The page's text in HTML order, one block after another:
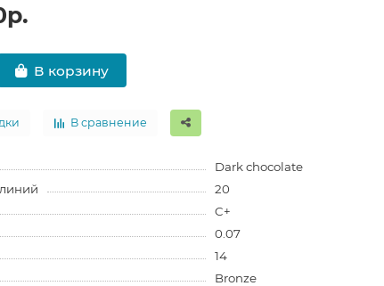
В корзину
В сравнение
Dark chocolate
20
C+
0.07
14
Bronze